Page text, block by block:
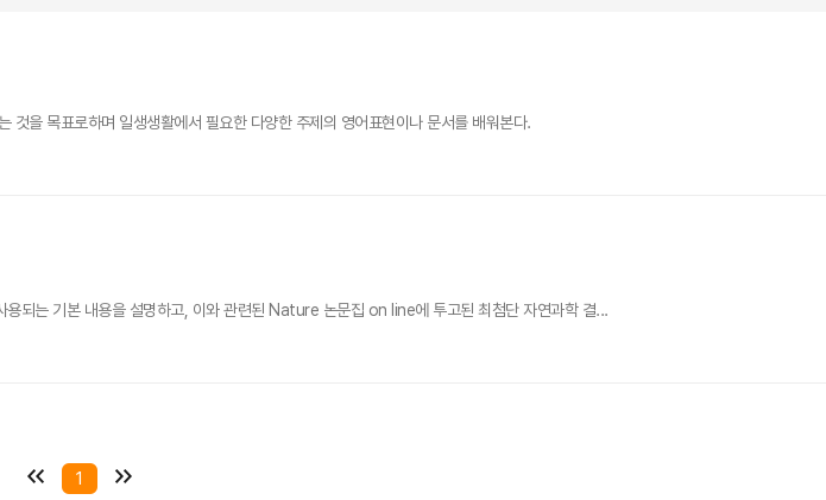
것을 목표로하며 일생생활에서 필요한 다양한 주제의 영어표현이나 문서를 배워본다.
되는 기본 내용을 설명하고, 이와 관련된 Nature 논문집 on line에 투고된 최첨단 자연과학 결...
1